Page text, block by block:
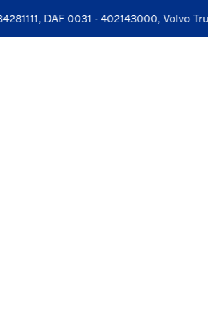
, DAF0031 - 402143000, Volvo